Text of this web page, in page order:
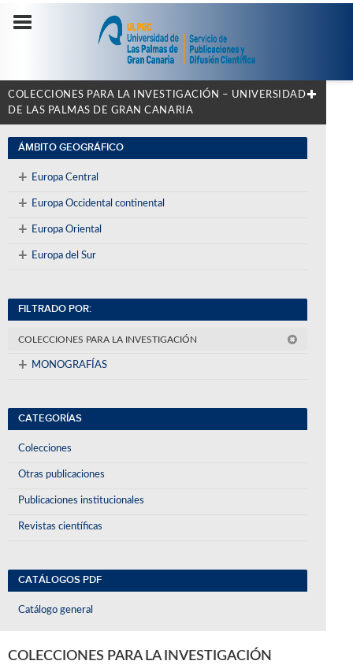
COLECCIONES PARA LA INVESTIGACIÓN – UNIVERSIDAD
DE LAS PALMAS DE GRAN CANARIA
ÁMBITO GEOGRÁFICO
+ Europa Central
+ Europa Occidental continental
+ Europa Oriental
+ Europa del Sur
FILTRADO POR:
COLECCIONES PARA LA INVESTIGACIÓN
+ MONOGRAFÍAS
CATEGORÍAS
Colecciones
Otras publicaciones
Publicaciones institucionales
Revistas científicas
CATÁLOGOS PDF
Catálogo general
COLECCIONES PARA LA INVESTIGACIÓN